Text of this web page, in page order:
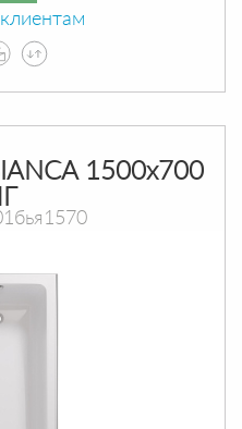
1500х700